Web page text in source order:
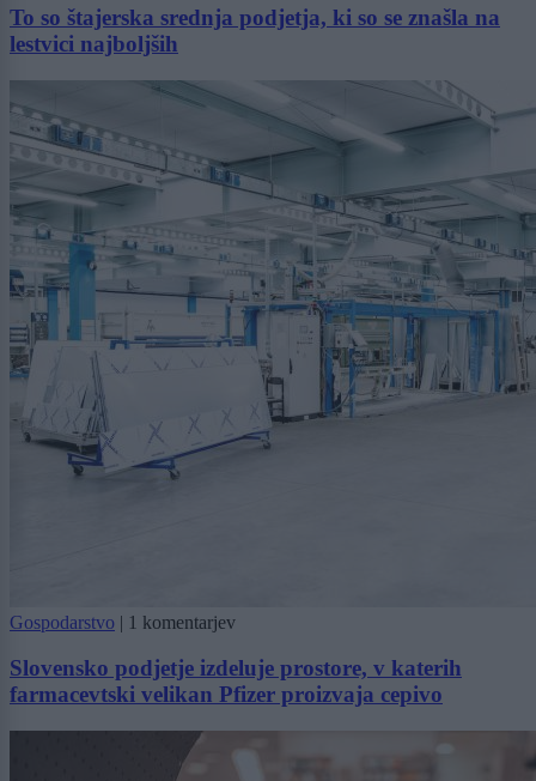
To so štajerska srednja podjetja, ki so se znašla na
lestvici najboljših
Gospodarstvo | 1 komentarjev
Slovensko podjetje izdeluje prostore, v katerih
farmacevtski velikan Pfizer proizvaja cepivo